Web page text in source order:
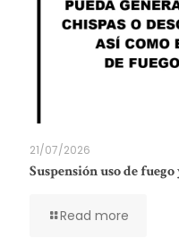
21/07/2026
Suspensión uso de
Read more